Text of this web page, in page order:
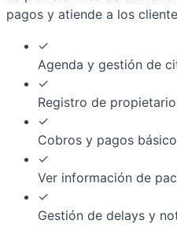
pagos y atiende a los
✓
Agenda y gestión de
✓
Registro de
✓
Cobros y pagos
✓
Ver información de
✓
Gestión de delays y